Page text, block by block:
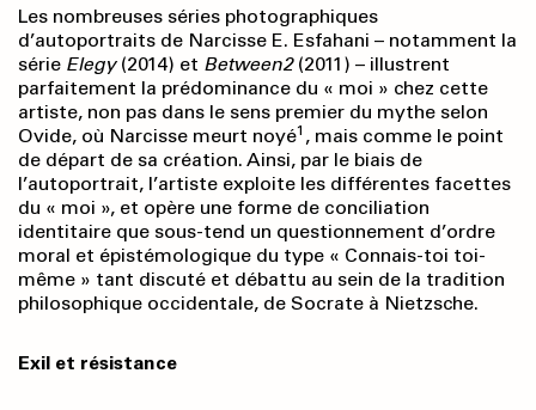
Les nombreuses séries photographiques
d’autoportraits de Narcisse E. Esfahani – notamment la
série Elegy(2014) et Between2(2011) – illustrent
parfaitement la prédominance du « moi » chez cette
artiste, non pas dans le sens premier du mythe selon
Ovide, où Narcisse meurt noyé1 , mais comme le point
de départ de sa création. Ainsi, par le biais de
l’autoportrait, l’artiste exploite les différentes facettes
du « moi », et opère une forme de conciliation
identitaire que sous-tend un questionnement d’ordre
moral et épistémologique du type « Connais-toi toi-
même » tant discuté et débattu au sein de la tradition
philosophique occidentale, de Socrate à Nietzsche.
Exil et résistance